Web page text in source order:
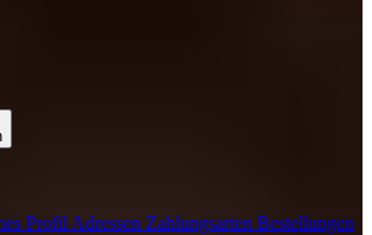
Profil Adressen Zahlungsarten Bestellungen